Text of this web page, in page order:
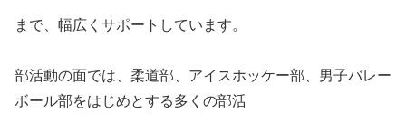
まで、幅広くサポートしています。
部活動の面では、柔道部、アイスホッケー部、男子バレー
ボール部をはじめとする多くの部活